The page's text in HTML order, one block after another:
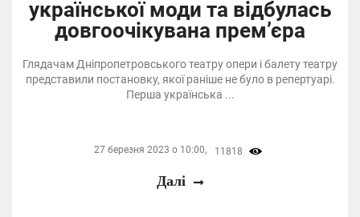
української моди та відбулась
довгоочікувана прем’єра
Глядачам Дніпропетровського театру опери і балету театру
представили постановку, якої раніше не було в репертуарі.
Перша українська ...
27 березня 2023 о 10:00, 11818
Далі